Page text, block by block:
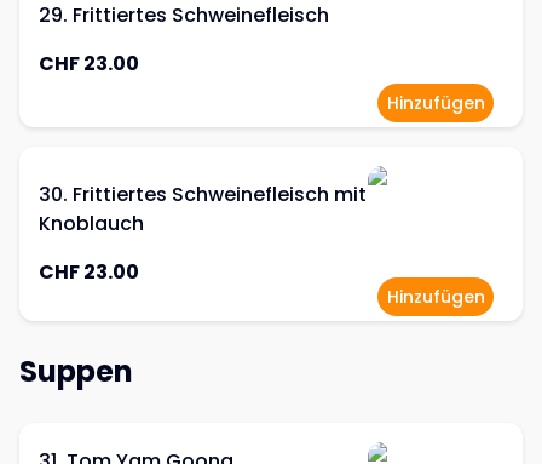
29. Frittiertes Schweinefleisch
CHF 23.00
Hinzufügen
30. Frittiertes Schweinefleisch mit
Knoblauch
CHF 23.00
Hinzufügen
Suppen